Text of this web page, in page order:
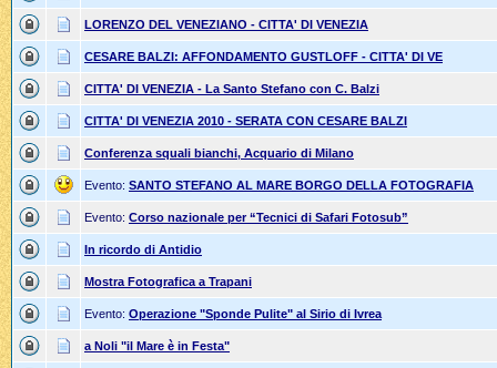
LORENZO DEL VENEZIANO - CITTA' DI VENEZIA
CESARE BALZI: AFFONDAMENTO GUSTLOFF - CITTA' DI VE
CITTA' DI VENEZIA - La Santo Stefano con C. Balzi
CITTA' DI VENEZIA 2010 - SERATA CON CESARE BALZI
Conferenza squali bianchi, Acquario di Milano
Evento: SANTO STEFANO AL MARE BORGO DELLA FOTOGRAFIA
Evento: Corso nazionale per “Tecnici di Safari Fotosub”
In ricordo di Antidio
Mostra Fotografica a Trapani
Evento: Operazione "Sponde Pulite" al Sirio di Ivrea
a Noli "il Mare è in Festa"